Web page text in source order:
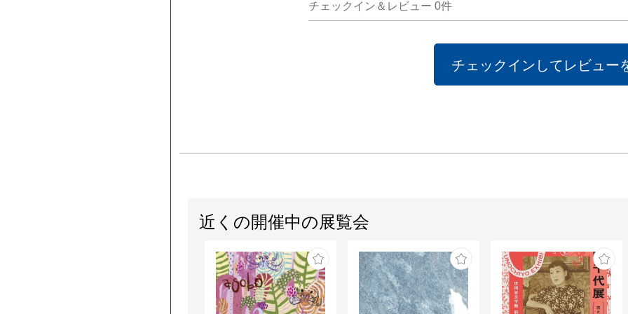
チェックイン＆レビュー 0件
チェックインしてレビュー
近くの開催中の展覧会